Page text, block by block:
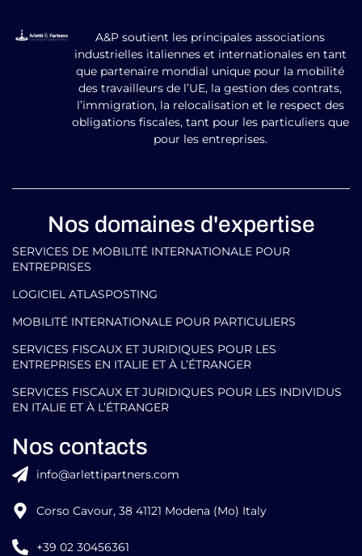
A&P soutient les principales associations
industrielles italiennes et internationales en tant
que partenaire mondial unique pour la mobilité
des travailleurs de l’UE, la gestion des contrats,
l’immigration, la relocalisation et le respect des
obligations fiscales, tant pour les particuliers que
pour les entreprises.
Nos domaines d'expertise
SERVICES DE MOBILITÉ INTERNATIONALE POUR
ENTREPRISES
LOGICIEL ATLASPOSTING
MOBILITÉ INTERNATIONALE POUR PARTICULIERS
SERVICES FISCAUX ET JURIDIQUES POUR LES
ENTREPRISES EN ITALIE ET À L’ÉTRANGER
SERVICES FISCAUX ET JURIDIQUES POUR LES INDIVIDUS
EN ITALIE ET À L’ÉTRANGER
Nos contacts
info@arlettipartners.com
Corso Cavour, 38 41121 Modena (Mo) Italy
+39 02 30456361